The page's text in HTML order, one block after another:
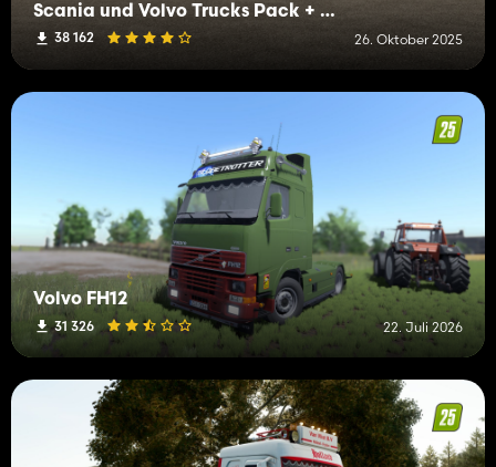
Scania und Volvo Trucks Pack + Anhänger
38 162 26. Oktober 2025
Volvo FH12
31 326 22. Juli 2026